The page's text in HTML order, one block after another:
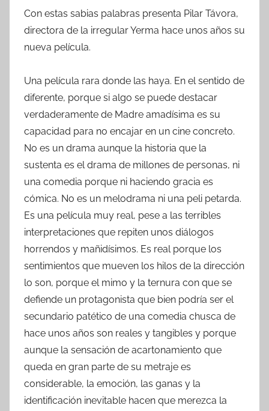
Con estas sabias palabras presenta Pilar Távora,
directora de la irregular Yerma hace unos años su
nueva película.
Una película rara donde las haya. En el sentido de
diferente, porque si algo se puede destacar
verdaderamente de Madre amadísima es su
capacidad para no encajar en un cine concreto.
No es un drama aunque la historia que la
sustenta es el drama de millones de personas, ni
una comedia porque ni haciendo gracia es
cómica. No es un melodrama ni una peli petarda.
Es una película muy real, pese a las terribles
interpretaciones que repiten unos diálogos
horrendos y mañidísimos. Es real porque los
sentimientos que mueven los hilos de la dirección
lo son, porque el mimo y la ternura con que se
defiende un protagonista que bien podría ser el
secundario patético de una comedia chusca de
hace unos años son reales y tangibles y porque
aunque la sensación de acartonamiento que
queda en gran parte de su metraje es
considerable, la emoción, las ganas y la
identificación inevitable hacen que merezca la